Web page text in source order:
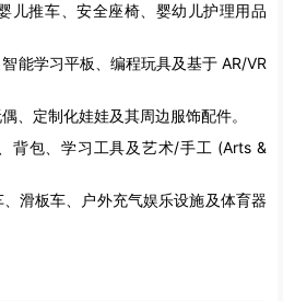
儿推车、安全座椅、婴幼儿护理用品
能学习平板、编程玩具及基于 AR/VR
、定制化娃娃及其周边服饰配件。
背包、学习工具及艺术/手工 (Arts &
、滑板车、户外充气娱乐设施及体育器